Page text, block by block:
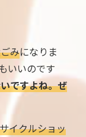
みになりま
いいのです
ですよね。ぜ
イクルショッ